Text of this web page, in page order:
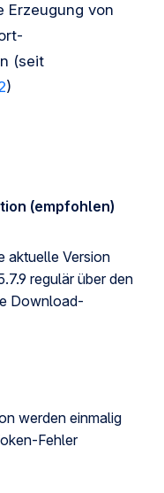
Erzeugung von
(seit
)
(empfohlen)
aktuelle Version
regulär über den
Download-
werden einmalig
Fehler